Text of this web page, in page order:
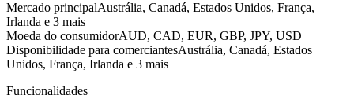
Mercado principalAustrália, Canadá, Estados Unidos, França,
Irlanda e 3 mais
Moeda do consumidorAUD, CAD, EUR, GBP, JPY, USD
Disponibilidade para comerciantesAustrália, Canadá, Estados
Unidos, França, Irlanda e 3 mais
Funcionalidades